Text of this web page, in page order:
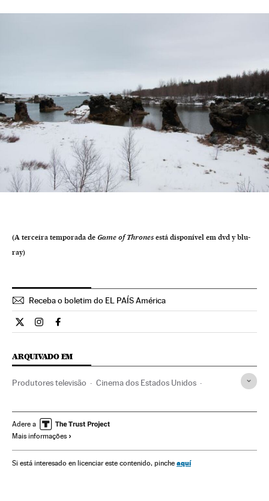
(A terceira temporada de Game of Thrones está disponível em dvd y blu-
ray)
Receba o boletim do EL PAÍS América
Cultura El País Brasil en Twitter
Cultura El País Brasil en Instagram
Cultura El País Brasil en Facebook
ARQUIVADO EM
Produtores televisão Cinema dos Estados Unidos
Sociedade Game of Thrones
Séries americanas
Programa tv Programação Televisão
Adere a
Mais informações
Si está interesado en licenciar este contenido, pinche aquí